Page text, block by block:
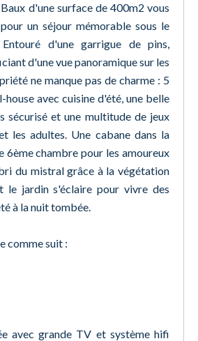
d'une surface de 400m2 vous
un séjour mémorable sous le
d'une garrigue de pins,
d'une vue panoramique sur les
ne manque pas de charme : 5
house avec cuisine d'été, une belle
sécurisé et une multitude de jeux
les adultes. Une cabane dans la
chambre pour les amoureux
du mistral grâce à la végétation
le jardin s'éclaire pour vivre des
à la nuit tombée.
comme suit :
avec grande TV et système hifi